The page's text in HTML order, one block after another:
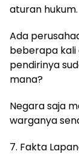
aturan hukum.
Ada
beberapa kali
pendirinya
mana?
Negara saja
warganya
7. Fakta